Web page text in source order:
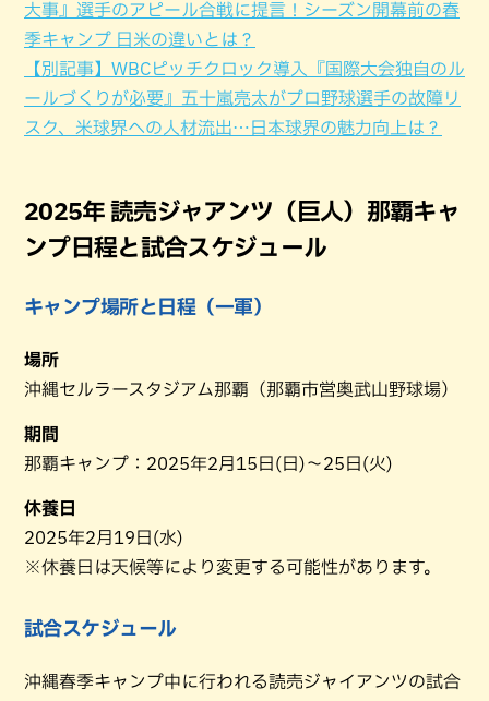
大事』選手のアピール合戦に提言！シーズン開幕前の春
季キャンプ 日米の違いとは？
【別記事】WBCピッチクロック導入『国際大会独自のル
ールづくりが必要』五十嵐亮太がプロ野球選手の故障リ
スク、米球界への人材流出…日本球界の魅力向上は？
2025年 読売ジャアンツ（巨人）那覇キャ
ンプ日程と試合スケジュール
キャンプ場所と日程（一軍）
場所
沖縄セルラースタジアム那覇（那覇市営奥武山野球場）
期間
那覇キャンプ：2025年2月15日(日)～25日(火)
休養日
2025年2月19日(水)
※休養日は天候等により変更する可能性があります。
試合スケジュール
沖縄春季キャンプ中に行われる読売ジャイアンツの試合